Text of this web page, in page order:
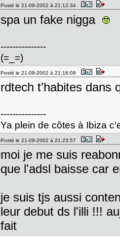
Posté le 21-09-2002 à 21:12:34
spa un fake nigga
---------------
(=_=)
Posté le 21-09-2002 à 21:16:09
rdtech t'habites dans
---------------
Ya plein de côtes à Ibiza
Posté le 21-09-2002 à 21:23:57
moi je me suis
que l'adsl baisse car
je suis tjs aussi
leur debut ds l'illi !!!
fait